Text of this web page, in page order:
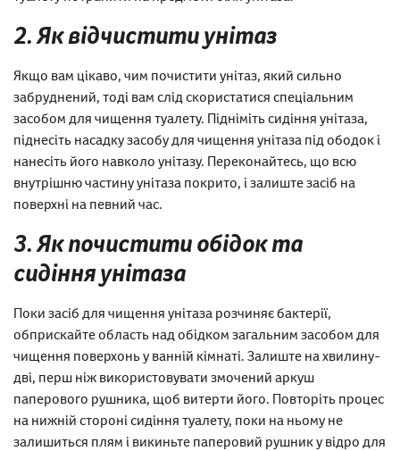
2. Як відчистити унітаз
Якщо вам цікаво, чим почистити унітаз, який сильно
забруднений, тоді вам слід скористатися спеціальним
засобом для чищення туалету. Підніміть сидіння унітаза,
піднесіть насадку засобу для чищення унітаза під ободок і
нанесіть його навколо унітазу. Переконайтесь, що всю
внутрішню частину унітаза покрито, і залиште засіб на
поверхні на певний час.
3. Як почистити обідок та
сидіння унітаза
Поки засіб для чищення унітаза розчиняє бактерії,
обприскайте область над обідком загальним засобом для
чищення поверхонь у ванній кімнаті. Залиште на хвилину-
дві, перш ніж використовувати змочений аркуш
паперового рушника, щоб витерти його. Повторіть процес
на нижній стороні сидіння туалету, поки на ньому не
залишиться плям і викиньте паперовий рушник у відро для